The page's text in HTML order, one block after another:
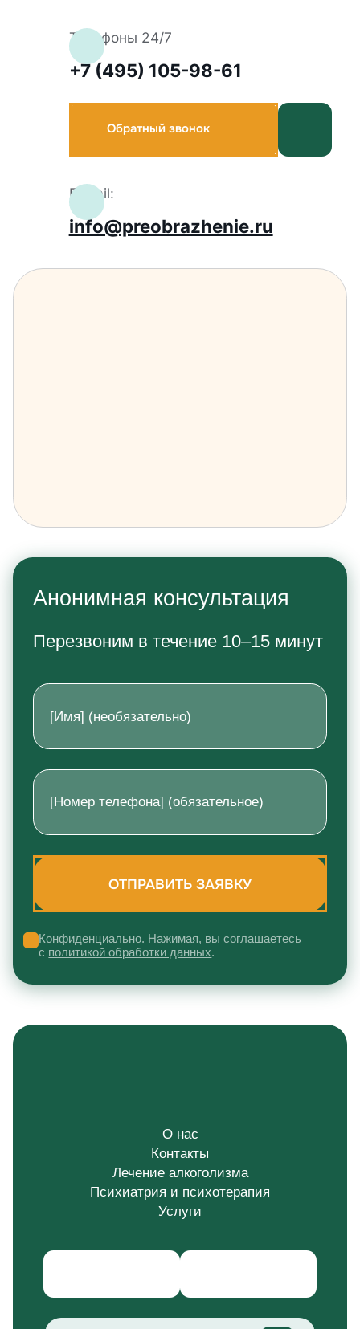
Телефоны 24/7
+7 (495) 105-98-61
Обратный звонок
E-mail:
info@preobrazhenie.ru
Анонимная консультация
Перезвоним в течение 10–15 минут
Конфиденциально. Нажимая, вы соглашаетесь
с политикой обработки данных.
О нас
Контакты
Лечение алкоголизма
Психиатрия и психотерапия
Услуги